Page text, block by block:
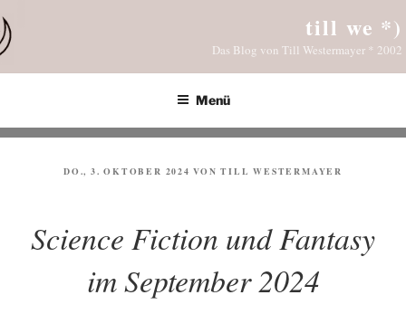
Inhalt
springen
till we *)
Das Blog von Till Westermayer * 2002
Menü
VERÖFFENTLICHT
DO., 3. OKTOBER 2024 VONTILL WESTERMAYER
Science Fiction und Fantasy
im September 2024